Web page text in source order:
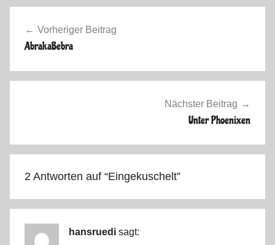
o
e
r
Vorheriger Beitrag
AbrakaBebra
Nächster Beitrag
Unter Phoenixen
2 Antworten auf “Eingekuschelt”
hansruedi sagt: